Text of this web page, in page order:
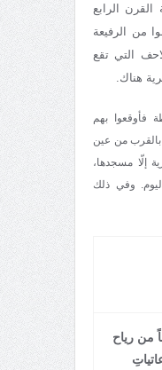
القرن الرابع
من الرفيعة
التي تقع
هناك.
فأوقعوا بهم
بالقرب من عين
إلّا مسجدها،
وفي ذلك
من رياح